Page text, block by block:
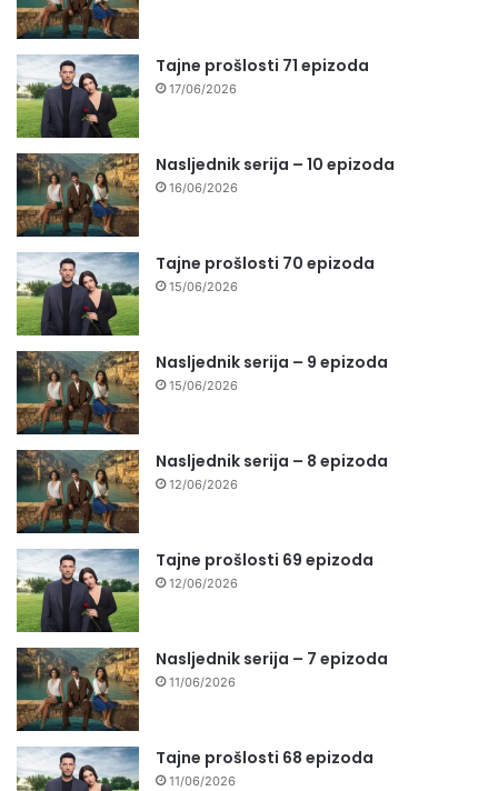
Tajne prošlosti 71 epizoda
17/06/2026
Nasljednik serija – 10 epizoda
16/06/2026
Tajne prošlosti 70 epizoda
15/06/2026
Nasljednik serija – 9 epizoda
15/06/2026
Nasljednik serija – 8 epizoda
12/06/2026
Tajne prošlosti 69 epizoda
12/06/2026
Nasljednik serija – 7 epizoda
11/06/2026
Tajne prošlosti 68 epizoda
11/06/2026